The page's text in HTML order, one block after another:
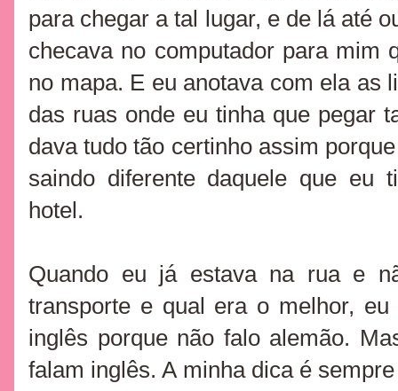
para chegar a tal lugar, e de lá até
checava no computador para mim
no mapa. E eu anotava com ela as
das ruas onde eu tinha que pegar
dava tudo tão certinho assim
saindo diferente daquele que eu
hotel.
Quando eu já estava na rua e
transporte e qual era o melhor,
inglês porque não falo alemão.
falam inglês. A minha dica é